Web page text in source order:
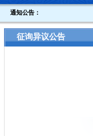
通知公告：
征询异议公告